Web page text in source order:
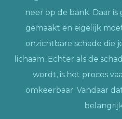
neer op de bank. Daar
gemaakt en eigelijk
onzichtbare schade die
lichaam. Echter als de
wordt, is het proces
omkeerbaar. Vandaar